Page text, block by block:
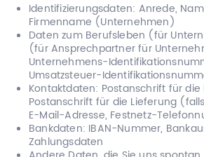
Identifizierungsdaten: Anrede,
Firmenname (Unternehmen)
Daten zum Berufsleben (für
(für Ansprechpartner für
Unternehmens-
Umsatzsteuer-
Kontaktdaten: Postanschrift für
Postanschrift für die Lieferung
E-Mail-Adresse, Festnetz-
Bankdaten: IBAN-Nummer,
Zahlungsdaten